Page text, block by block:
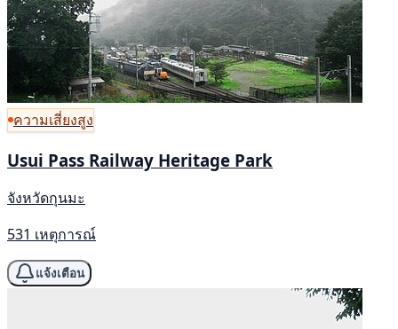
ความเสี่ยงสูง
Usui Pass Railway Heritage Park
จังหวัดกุนมะ
531 เหตุการณ์
แจ้งเตือน